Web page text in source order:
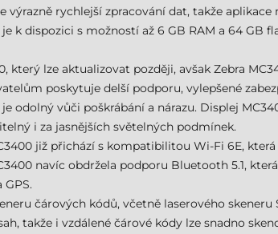
rychlejší zpracování dat, takže
k dispozici s možností až 6 GB RAM a 64 GB
který lze aktualizovat později, avšak Zebra
poskytuje delší podporu, vylepšené
odolný vůči poškrábání a nárazu. Displej
i za jasnějších světelných podmínek.
již přichází s kompatibilitou Wi-Fi 6E,
navíc obdržela podporu Bluetooth 5.1,
čárových kódů, včetně laserového skeneru
takže i vzdálené čárové kódy lze snadno